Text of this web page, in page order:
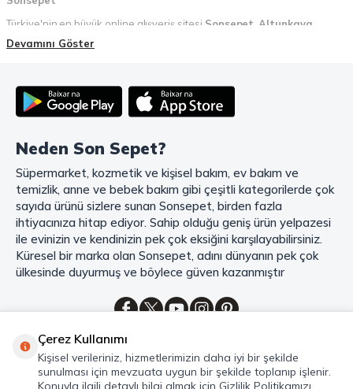
Türkiye'nin en büyük online alışveriş sitesi Sonsepet Altunkaya
Holdinggüvencesiyle hizmet vermektedir! Sonsepet, online alışveriş
teslimat ve güvenli ödeme seçenekleriyle, alışveriş yaparken
zamanınızı ve paranızı en verimli şekilde kullanırsınız.
Mahmood Coffee ile Kahve Keyfinizi Sonsepet'te Yaşayın!
Mahmood Coffee markasının eşsiz lezzetleriyle tanışın ve kahve
keyfinizi doruklara çıkarın. Filtre ve çekirdek kahve, kapsül kahve,
granül kahve, gold kahve, klasik kahve ve Türk kahvesi gibi birbirinden
lezzetli seçenekler arasından favorinizi seçin. Eğer pratik ve hızlı bir
kahve arıyorsanız, hazır Türk kahvesi ve cappuccino gibi seçenekler de
sizleri bekliyor. Sıcak çikolata ve kahve kreması ile kahve keyfinize
lezzet katabilirsiniz. Kahve tutkunlarının vazgeçilmezi olan bu ürünler,
keşfedin ve kahve keyfinizi doyasıya yaşayın!
Çayın büyülü dünyasına hoş geldiniz! Sonsepet, çay tutkunlarının
hayallerini süsleyenMahmood Teaçeşitlerini sizlerle buluşturuyor.
Seylan Çayı'nın benzersiz lezzetiyle tanışın ve çay demlemenin tadını
Devamını Göster
Neden Son Sepet?
Süpermarket, kozmetik ve kişisel bakım, ev bakım ve
temizlik, anne ve bebek bakım gibi çeşitli kategorilerde çok
sayıda ürünü sizlere sunan Sonsepet, birden fazla
ihtiyacınıza hitap ediyor. Sahip olduğu geniş ürün yelpazesi
ile evinizin ve kendinizin pek çok eksiğini karşılayabilirsiniz.
Küresel bir marka olan Sonsepet, adını dünyanın pek çok
ülkesinde duyurmuş ve böylece güven kazanmıştır
Kategoriler
Hızlı Erişim
Çerez Kullanımı
Kişisel verileriniz, hizmetlerimizin daha iyi bir şekilde
sunulması için mevzuata uygun bir şekilde toplanıp işlenir.
Konuyla ilgili detaylı bilgi almak için Gizlilik Politikamızı